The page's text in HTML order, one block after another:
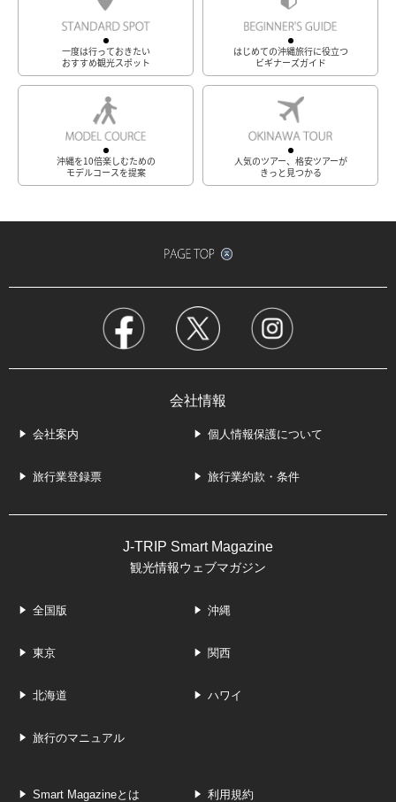
一度は行っておきたい
おすすめ観光スポット
はじめての沖縄旅行に役立つ
ビギナーズガイド
沖縄を10倍楽しむための
モデルコースを提案
人気のツアー、格安ツアーが
きっと見つかる
会社情報
会社案内 個人情報保護について
旅行業登録票 旅行業約款・条件
J-TRIP Smart Magazine
観光情報ウェブマガジン
全国版 沖縄
東京 関西
北海道 ハワイ
旅行のマニュアル
Smart Magazineとは 利用規約